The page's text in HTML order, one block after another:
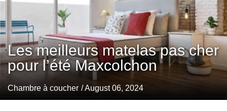
Les meilleurs matelas pas cher
pour l’été Maxcolchon
Chambre à coucher / August 06, 2024